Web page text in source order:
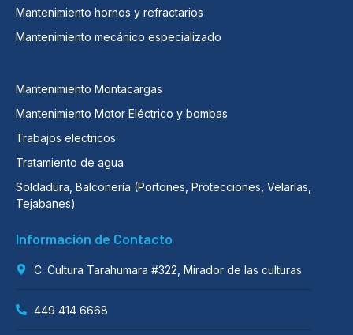
Mantenimiento hornos y refractarios
Mantenimiento mecánico especializado
Mantenimiento Montacargas
Mantenimiento Motor Eléctrico y bombas
Trabajos electricos
Tratamiento de agua
Soldadura, Balconería (Portones, Protecciones, Velarías,
Tejabanes)
Información de Contacto
C. Cultura Tarahumara #322, Mirador de las culturas
449 414 6668